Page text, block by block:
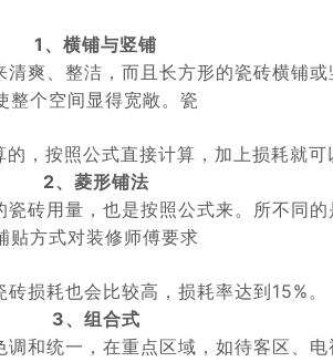
1、横铺与竖铺
爽、整洁，而且长方形的瓷砖横铺或
整个空间显得宽敞。瓷
，按照公式直接计算，加上损耗就可
2、菱形铺法
砖用量，也是按照公式来。所不同的
贴方式对装修师傅要求
损耗也会比较高，损耗率达到15%。
3、组合式
和统一，在重点区域，如待客区、电